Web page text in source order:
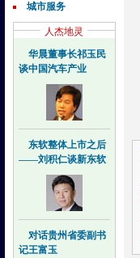
城市服务
人杰地灵
华晨董事长祁玉民
谈中国汽车产业
东软整体上市之后
——刘积仁谈新东软
对话贵州省委副书
记王富玉